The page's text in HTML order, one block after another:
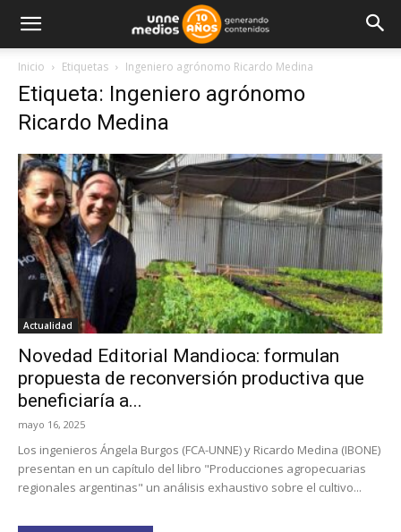
Inicio Etiquetas Ingeniero agrónomo Ricardo Medina
Etiqueta: Ingeniero agrónomo
Ricardo Medina
Actualidad
Novedad Editorial Mandioca: formulan
propuesta de reconversión productiva que
beneficiaría a...
mayo 16, 2025
Los ingenieros Ángela Burgos (FCA-UNNE) y Ricardo Medina (IBONE)
presentan en un capítulo del libro "Producciones agropecuarias
regionales argentinas" un análisis exhaustivo sobre el cultivo...